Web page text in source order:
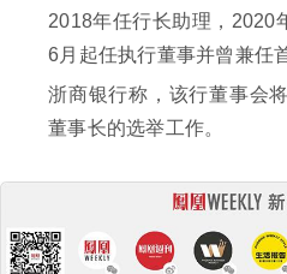
2018年任行长助理，2020
6月起任执行董事并曾兼任
浙商银行称，该行董事会
董事长的选举工作。